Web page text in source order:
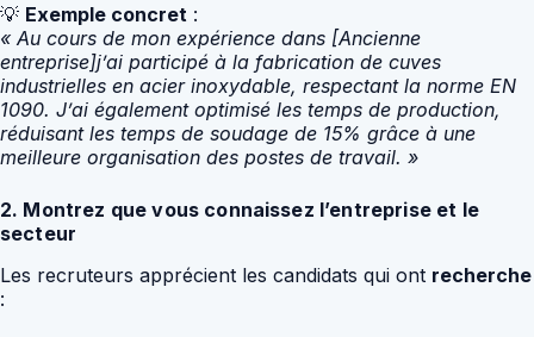
💡 Exemple concret :
« Au cours de mon expérience dans [Ancienne
entreprise]j’ai participé à la fabrication de cuves
industrielles en acier inoxydable, respectant la norme EN
1090. J’ai également optimisé les temps de production,
réduisant les temps de soudage de 15% grâce à une
meilleure organisation des postes de travail. »
2. Montrez que vous connaissez l’entreprise et le
secteur
Les recruteurs apprécient les candidats qui ont recherche
: